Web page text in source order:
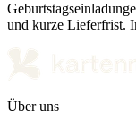
und kurze Lieferfrist.
Über uns